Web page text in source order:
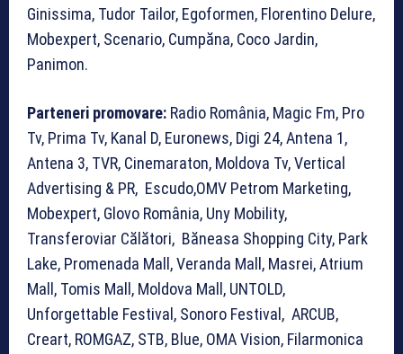
Ginissima, Tudor Tailor, Egoformen, Florentino Delure,
Mobexpert, Scenario, Cumpăna, Coco Jardin,
Panimon.
Parteneri promovare: Radio România, Magic Fm, Pro
Tv, Prima Tv, Kanal D, Euronews, Digi 24, Antena 1,
Antena 3, TVR, Cinemaraton, Moldova Tv, Vertical
Advertising & PR, Escudo,OMV Petrom Marketing,
Mobexpert, Glovo România, Uny Mobility,
Transferoviar Călători, Băneasa Shopping City, Park
Lake, Promenada Mall, Veranda Mall, Masrei, Atrium
Mall, Tomis Mall, Moldova Mall, UNTOLD,
Unforgettable Festival, Sonoro Festival, ARCUB,
Creart, ROMGAZ, STB, Blue, OMA Vision, Filarmonica